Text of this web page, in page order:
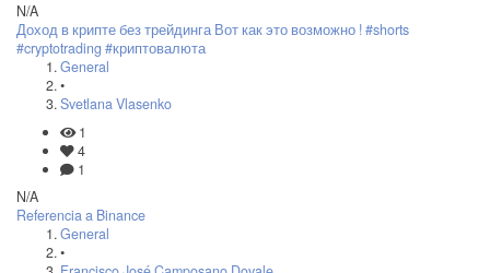
N/A
Доход в крипте без трейдинга Вот как это возможно ! #shorts
#cryptotrading #криптовалюта
General
•
Svetlana Vlasenko
1
4
1
N/A
Referencia a Binance
General
•